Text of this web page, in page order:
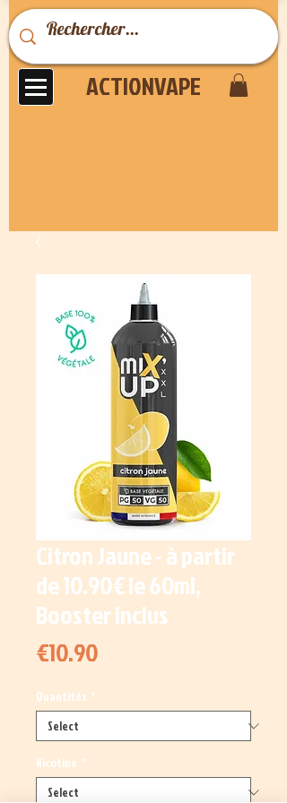
ACTIONVAPE
Citron Jaune - à partir
de 10.90€ le 60ml,
Booster inclus
€10.90Price
Quantités *
Nicotine *